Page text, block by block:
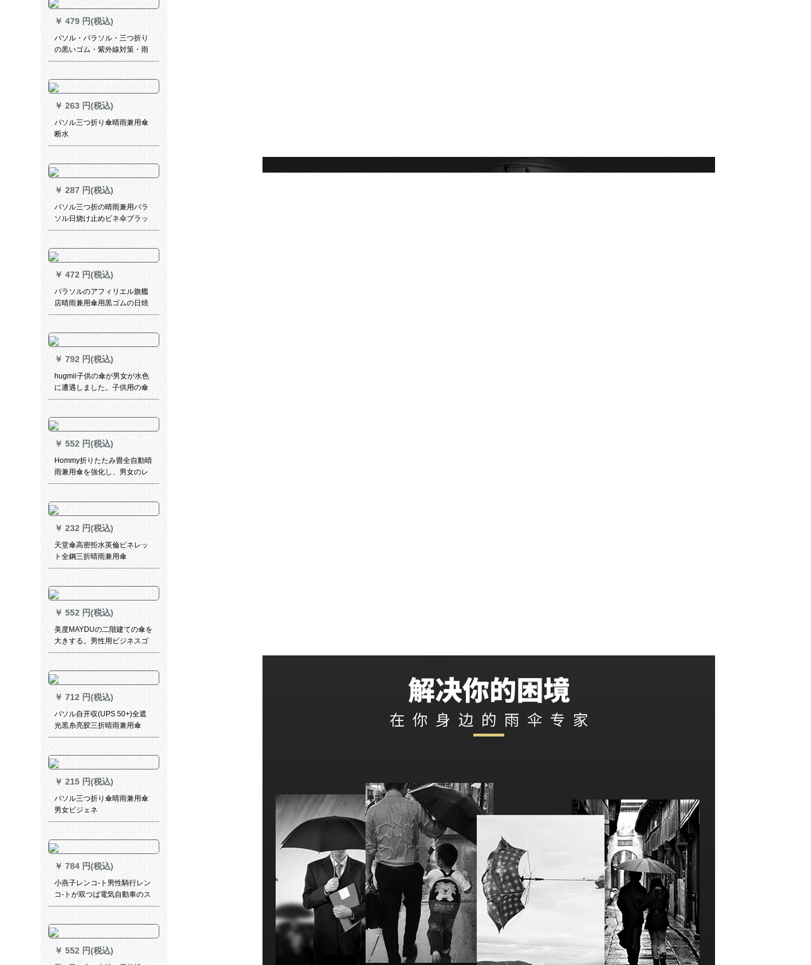
￥ 479 円(税込)
パソル・パラソル・三つ折り
の黒いゴム・紫外線対策・雨
の日よけ兼用傘・春の光蘭
￥ 263 円(税込)
パソル三つ折り傘晴雨兼用傘
断水
￥ 287 円(税込)
パソル三つ折の晴雨兼用パラ
ソル日烧け止めビネ伞ブラッ
ク307 Eレベニアモデ
￥ 472 円(税込)
パラソルのアフィリエル旗艦
店晴雨兼用傘用黒ゴムの日焼
け止め傘紫外線防止パソラス
YSLF 3〓〓軍緑64 cm*10 k
￥ 792 円(税込)
hugmii子供の傘が男女が水色
に遭遇しました。子供用の傘
が可愛いです。小学生の恐竜
竜の平均サズに似ています。
￥ 552 円(税込)
Hommy折りたたみ畳全自動晴
雨兼用傘を強化し、男女のレ
ジカファックを強化します。
け、自動的に両用の傘灰色を
閉じる。
￥ 232 円(税込)
天堂傘高密拒水英倫ビネレッ
ト全鋼三折晴雨兼用傘
￥ 552 円(税込)
美度MAYDUの二階建ての傘を
大きする。男性用ビジネスゴ
フの长柄伞は自动的にM 119
￥ 712 円(税込)
パソル自开収(UPS 50+)全遮
光黒糸亮胶三折晴雨兼用傘
￥ 215 円(税込)
パソル三つ折り傘晴雨兼用傘
男女ビジェネ
￥ 784 円(税込)
小燕子レンコ-ト男性騎行レン
コ-トが双つば電気自動車のス
ク-タレンコ-トレンパ-トリン
ンコの分離体を大きしめて、
ライダ-テックス(ブラックアウ
ト)
￥ 552 円(税込)